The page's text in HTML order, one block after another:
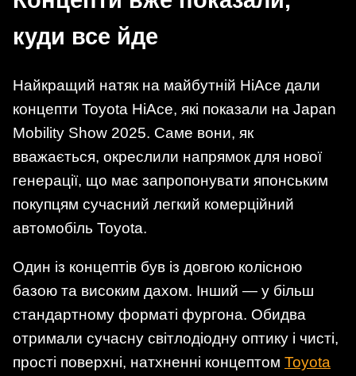
куди все йде
Найкращий натяк на майбутній HiAce дали
концепти Toyota HiAce, які показали на Japan
Mobility Show 2025. Саме вони, як
вважається, окреслили напрямок для нової
генерації, що має запропонувати японським
покупцям сучасний легкий комерційний
автомобіль Toyota.
Один із концептів був із довгою колісною
базою та високим дахом. Інший — у більш
стандартному форматі фургона. Обидва
отримали сучасну світлодіодну оптику і чисті,
прості поверхні, натхненні концептом Toyota